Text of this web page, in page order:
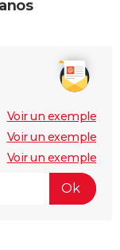
Voir un exemple
Voir un exemple
Voir un exemple